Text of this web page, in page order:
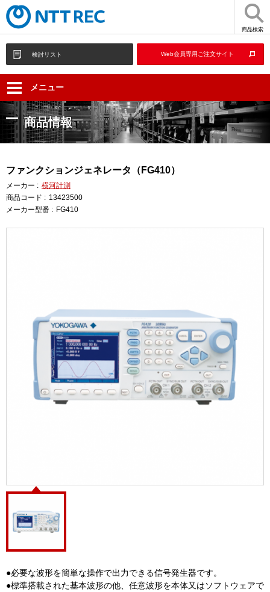
商品検索
検討リスト Web会員専用ご注文サイト
メニュー
商品情報
ファンクションジェネレータ（FG410）
メーカー : 横河計測
商品コード : 13423500
メーカー型番 : FG410
●必要な波形を簡単な操作で出力できる信号発生器です。
●標準搭載された基本波形の他、任意波形を本体又はソフトウェアで